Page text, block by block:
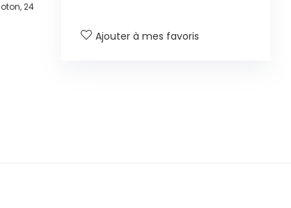
24
Ajouter à mes favoris